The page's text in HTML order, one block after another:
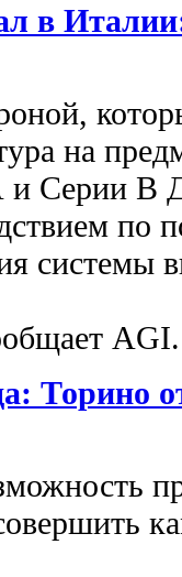
в
на
и Серии В
по
системы
Торино